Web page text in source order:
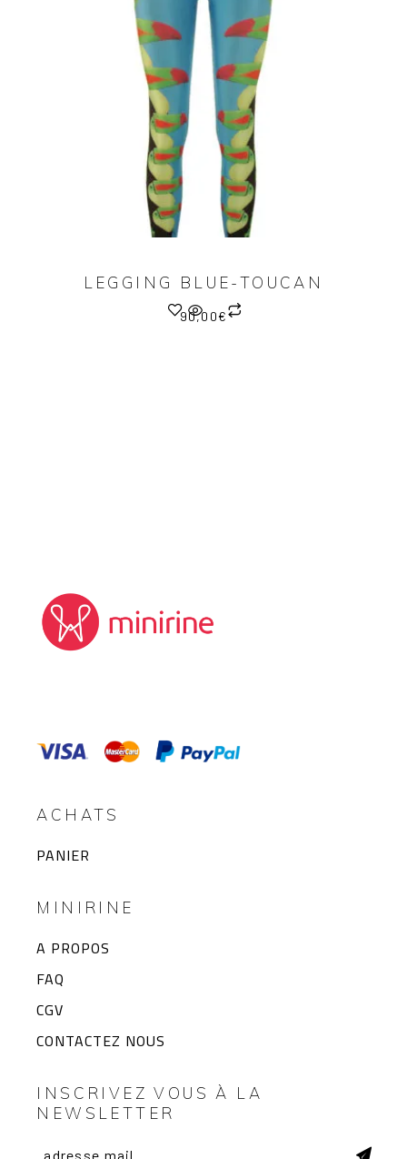
LEGGING BLUE-TOUCAN
90,00€
ACHATS
PANIER
MINIRINE
A PROPOS
FAQ
CGV
CONTACTEZ NOUS
INSCRIVEZ VOUS À LA
NEWSLETTER